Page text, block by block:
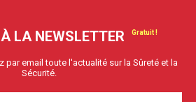
LA NEWSLETTER
par email toute l'actualité sur la Sûreté et la
Sécurité.